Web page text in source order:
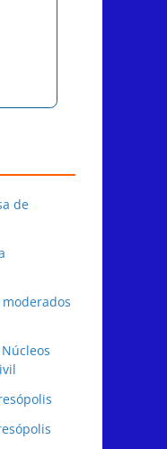
de